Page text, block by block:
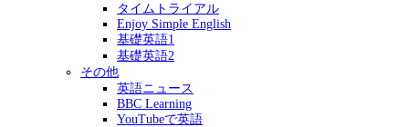
タイムトライアル
Enjoy Simple English
基礎英語1
基礎英語2
その他
英語ニュース
BBC Learning
YouTubeで英語